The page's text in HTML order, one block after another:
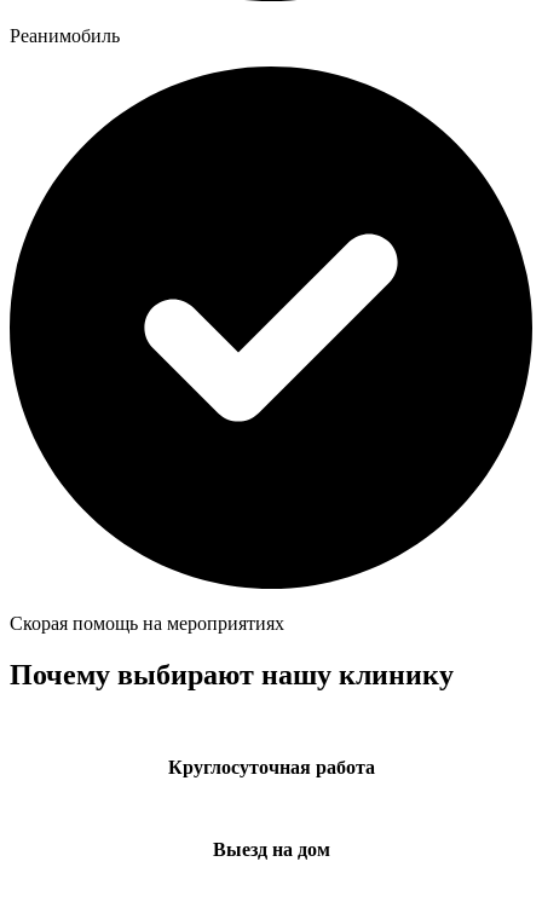
Реанимобиль
Скорая помощь на мероприятиях
Почему выбирают нашу клинику
Круглосуточная работа
Выезд на дом